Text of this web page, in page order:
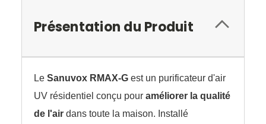
Présentation du Produit
Le Sanuvox RMAX-G est un purificateur d'air
UV résidentiel conçu pour améliorer la qualité
de l'air dans toute la maison. Installé